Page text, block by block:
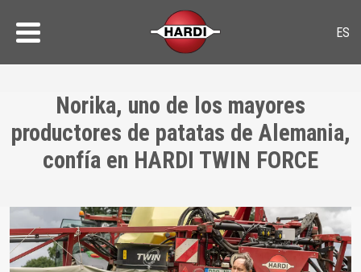
Norika, uno de los mayores
productores de patatas de Alemania,
confía en HARDI TWIN FORCE